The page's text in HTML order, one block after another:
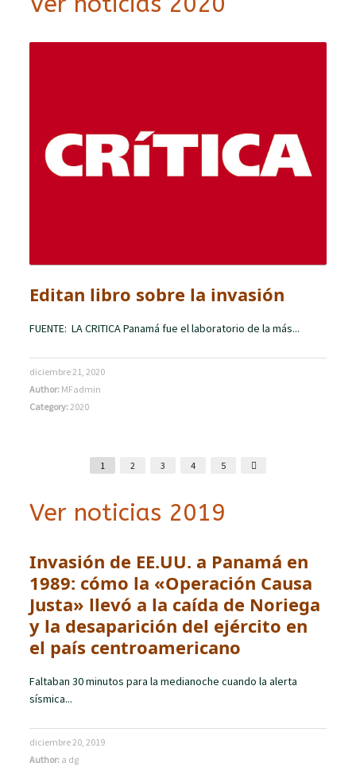
Editan libro sobre la invasión
FUENTE: LA CRITICA Panamá fue el laboratorio de la más...
diciembre 21, 2020
Author: MFadmin
Category:2020
1 2 3 4 5
Ver noticias 2019
Invasión de EE.UU. a Panamá en
1989: cómo la «Operación Causa
Justa» llevó a la caída de Noriega
y la desaparición del ejército en
el país centroamericano
Faltaban 30 minutos para la medianoche cuando la alerta
sísmica...
diciembre 20, 2019
Author: a dg